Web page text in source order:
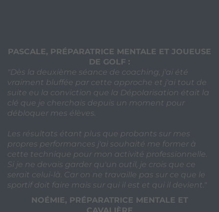
PASCALE, PRÉPARATRICE MENTALE ET JOUEUSE
DE GOLF :
"Dès la deuxième séance de coaching, j'ai été
vraiment bluffée par cette approche et j'ai tout de
suite eu la conviction que la Dépolarisation était la
clé que je cherchais depuis un moment pour
débloquer mes élèves.
Les résultats étant plus que probants sur mes
propres performances j'ai souhaité me former à
cette technique pour mon activité professionnelle.
Si je ne devais garder qu'un outil, je crois que ce
serait celui-là. Car on ne travaille pas sur ce que le
sportif doit faire mais sur qui il est et qui il devient."
NOÉMIE, PRÉPARATRICE MENTALE ET
CAVALIÈRE